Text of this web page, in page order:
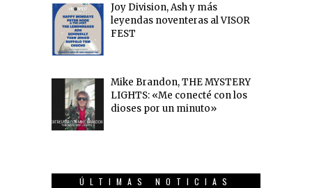
Joy Division, Ash y más
leyendas noventeras al VISOR
FEST
Mike Brandon, THE MYSTERY
LIGHTS: «Me conecté con los
dioses por un minuto»
ÚLTIMAS NOTICIAS